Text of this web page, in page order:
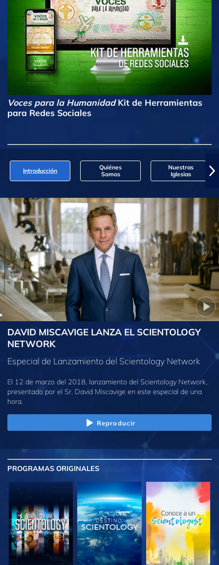
Voces para la HumanidadKit de Herramientas
para Redes Sociales
Introducción
Quiénes
Somos
Nuestras
Iglesias
DAVID MISCAVIGE LANZA EL SCIENTOLOGY
NETWORK
Especial de Lanzamiento del Scientology Network
El 12 de marzo del 2018, lanzamiento del Scientology Network,
presentado por el Sr. David Miscavige en este especial de una
hora.
Reproducir
PROGRAMAS ORIGINALES